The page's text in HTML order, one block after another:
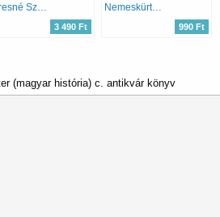
3 490 Ft
Nemeskürty István
990 Ft
(magyar história) c. antikvár könyv